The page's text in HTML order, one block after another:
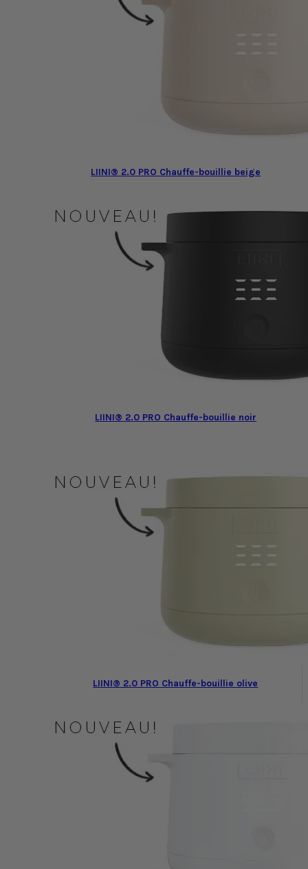
LIINI® 2.0 PRO Chauffe-bouillie beige
LIINI® 2.0 PRO Chauffe-bouillie noir
LIINI® 2.0 PRO Chauffe-bouillie olive